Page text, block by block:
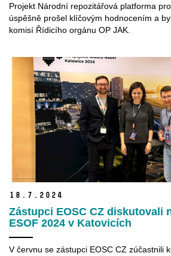
Projekt Národní repozitářová platforma
úspěšně prošel klíčovým hodnocením a
komisí Řídicího orgánu OP JAK.
18. 7. 2024
Zástupci EOSC CZ diskutovali
ESOF 2024 v Katovicích
V červnu se zástupci EOSC CZ zúčastnili